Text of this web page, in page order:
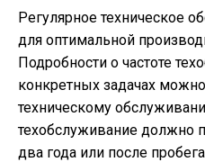
Регулярное техническое
для оптимальной
Подробности о частоте
конкретных задачах
техническому
техобслуживание должно
два года или после